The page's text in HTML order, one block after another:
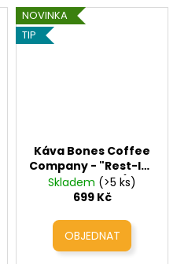
NOVINKA
TIP
Káva Bones Coffee
Company - "Rest-In-
Peace" Decaf (bez
kofeinu)
Skladem (>5 ks)
699 Kč